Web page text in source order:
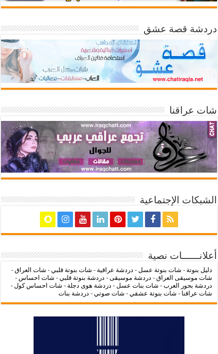
دردشة قصة عشق
شات عراقنا
الشبكات الإجتماعية
أعلانــــــات نصية
دليل بنوتة - شات بنوتة عسل - دردشة عراقية - شات بنوتة قلبي- شات العراق -
شات موسيقى العراق- دردشة موسيقى- دردشة بنوتة قلبي- شات احساس -
دردشة بحور العرب- شات بنات عسل - دردشة هوى دجلة - شات احساس كول -
شات عراقنا - شات بنوتة عشقي- شات صوتي- دردشة بنات